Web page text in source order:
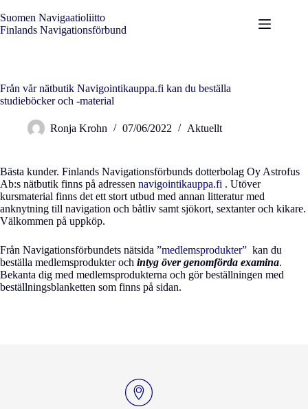
till
innehåll
Suomen Navigaatioliitto
Finlands Navigationsförbund
Från vår nätbutik Navigointikauppa.fi kan du beställa
studieböcker och -material
Ronja Krohn 07/06/2022 Aktuellt
Bästa kunder. Finlands Navigationsförbunds dotterbolag Oy Astrofus
Ab:s nätbutik finns på adressen navigointikauppa.fi . Utöver
kursmaterial finns det ett stort utbud med annan litteratur med
anknytning till navigation och båtliv samt sjökort, sextanter och kikare.
Välkommen på uppköp.
Från Navigationsförbundets nätsida ”medlemsprodukter” kan du
beställa medlemsprodukter och intyg över genomförda examina.
Bekanta dig med medlemsprodukterna och gör beställningen med
beställningsblanketten som finns på sidan.